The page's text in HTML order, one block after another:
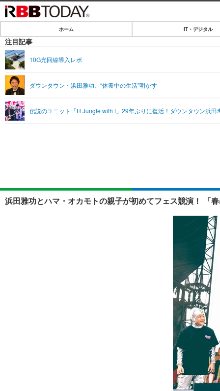
IT・デジタル
ショッピング
SPEED TEST
エンタメ
エンタメTOP
ショッピング
ライフ
ホーム IT・デジタル
注目記事
10G光回線導入レポ
ダウンタウン・浜田雅功、“休養中の生活”明かす
伝説のユニット「H Jungle with t」29年ぶりに復活！ダウンタウン浜
浜田雅功とハマ・オカモトの親子が初めてフェス競演！ 「